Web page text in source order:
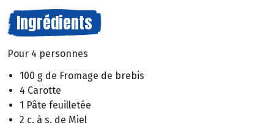
Ingrédients
Pour 4 personnes
100 g de Fromage de brebis
4 Carotte
1 Pâte feuilletée
2 c. à s. de Miel